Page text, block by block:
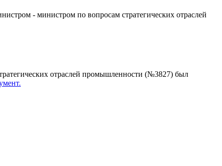
- министром по вопросам стратегических отраслей
отраслей промышленности (№3827) был